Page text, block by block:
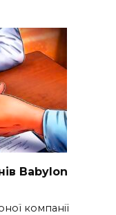
Babylon
компанії